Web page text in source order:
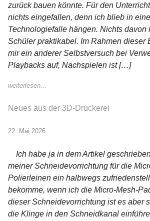
zurück bauen könnte. Für den
nichts eingefallen, denn ich blieb in
Technologiefalle hängen. Nichts davon
Schüler praktikabel. Im Rahmen dieser
mir ein anderer Selbstversuch bei
Playbacks auf, Nachspielen ist […]
weiterlesen...
Neues aus der 3D-Druckerei
22. Mai 2026
Ich habe ja in dem Artikel
meiner Schneidevorrichtung für die
Polierleinen ein halbwegs
bekomme, wenn ich die Micro-Mesh-
dieser Schneidevorrichtung ist es aber
die Klinge in den Schneidkanal